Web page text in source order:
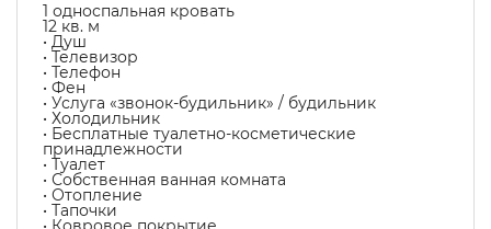
1 односпальная кровать
12 кв. м
• Душ
• Телевизор
• Телефон
• Фен
• Услуга «звонок-будильник» / будильник
• Холодильник
• Бесплатные туалетно-косметические
принадлежности
• Туалет
• Собственная ванная комната
• Отопление
• Тапочки